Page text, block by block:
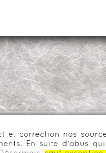
et correction nos
En suite d'abus